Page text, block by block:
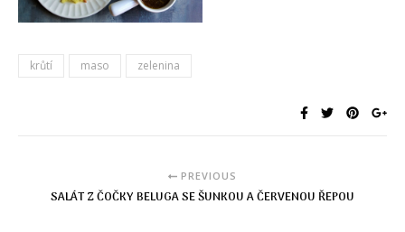
krůtí maso zelenina
PREVIOUS
SALÁT Z ČOČKY BELUGA SE ŠUNKOU A ČERVENOU ŘEPOU